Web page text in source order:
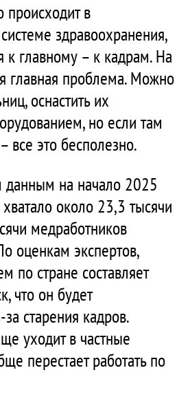
происходит в
здравоохранения,
к главному – к кадрам. На
главная проблема. Можно
оснастить их
но если там
все это бесполезно.
на начало 2025
около 23,3 тысячи
медработников
оценкам экспертов,
по стране составляет
что он будет
старения кадров.
уходит в частные
перестает работать по